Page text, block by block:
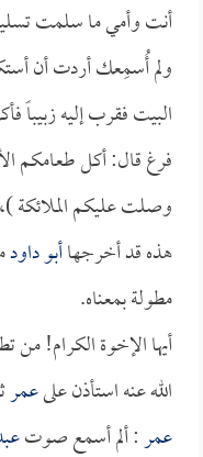
أنت وأمي ما سلمت
ولم أُسمِعك أردت أن
البيت فقرب إليه زبيباً
فرغ قال: أكل طعامكم
وصلت عليكم الملائكة
هذه قد أخرجهاأبو داود
مطولة بمعناه.
أيها الإخوة الكرام! من
الله عنه استأذن علىعمر
عمر: ألم أسمع صوت